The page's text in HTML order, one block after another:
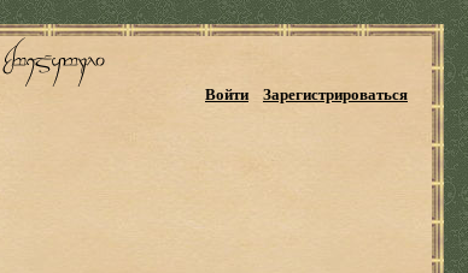
Войти Зарегистрироваться